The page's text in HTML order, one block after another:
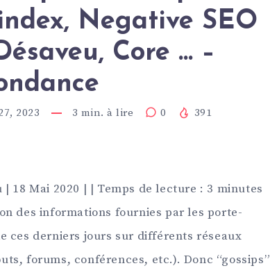
Negative SEO
Core … –
2023 3 min. à lire 0 391
| 18 Mai 2020 | | Temps de lecture : 3 minutes
des informations fournies par les porte-
ces derniers jours sur différents réseaux
forums, conférences, etc.). Donc “gossips”